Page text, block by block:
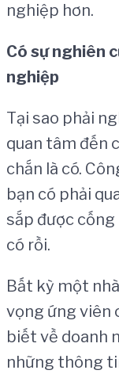
nghiệp hơn.
Có sự nghiên
nghiệp
Tại sao phải
quan tâm đến
chắn là có.
bạn có phải
sắp được cống
có rồi.
Bất kỳ một
vọng ứng viên
biết về doanh
những thông